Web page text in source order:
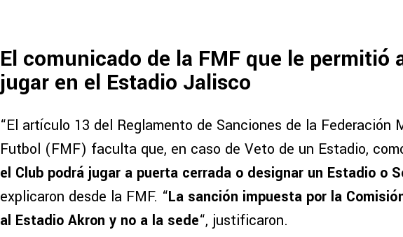
El comunicado de la FMF que le permitió
jugar en el Estadio Jalisco
“El artículo 13 del Reglamento de Sanciones de la Federación
Futbol (FMF) faculta que, en caso de Veto de un Estadio, como
el Club podrá jugar a puerta cerrada o designar un Estadio o
explicaron desde la FMF. “La sanción impuesta por la
al Estadio Akron y no a la sede“, justificaron.